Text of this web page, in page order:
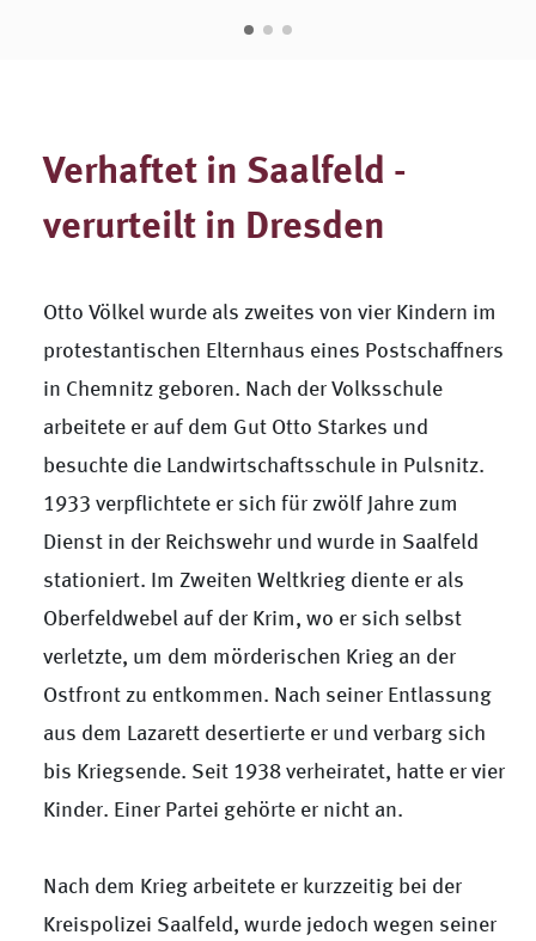
Verhaftet in Saalfeld -
verurteilt in Dresden
Otto Völkel wurde als zweites von vier Kindern im
protestantischen Elternhaus eines Postschaffners
in Chemnitz geboren. Nach der Volksschule
arbeitete er auf dem Gut Otto Starkes und
besuchte die Landwirtschaftsschule in Pulsnitz.
1933 verpflichtete er sich für zwölf Jahre zum
Dienst in der Reichswehr und wurde in Saalfeld
stationiert. Im Zweiten Weltkrieg diente er als
Oberfeldwebel auf der Krim, wo er sich selbst
verletzte, um dem mörderischen Krieg an der
Ostfront zu entkommen. Nach seiner Entlassung
aus dem Lazarett desertierte er und verbarg sich
bis Kriegsende. Seit 1938 verheiratet, hatte er vier
Kinder. Einer Partei gehörte er nicht an.
Nach dem Krieg arbeitete er kurzzeitig bei der
Kreispolizei Saalfeld, wurde jedoch wegen seiner